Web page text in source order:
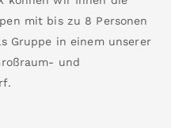
mit bis zu 8 Personen
Gruppe in einem unserer
und
.